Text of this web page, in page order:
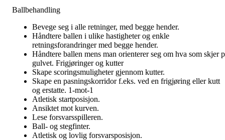
Ballbehandling
Bevege seg i alle retninger, med begge hender.
Håndtere ballen i ulike hastigheter og enkle
retningsforandringer med begge hender.
Håndtere ballen mens man orienterer seg om hva som skjer
gulvet. Frigjøringer og kutter
Skape scoringsmuligheter gjennom kutter.
Skape en pasningskorridor f.eks. ved en frigjøring eller kutt
og erstatte. 1-mot-1
Atletisk startposisjon.
Ansiktet mot kurven.
Lese forsvarsspilleren.
Ball- og stegfinter.
Atletisk og lovlig forsvarsposisjon.